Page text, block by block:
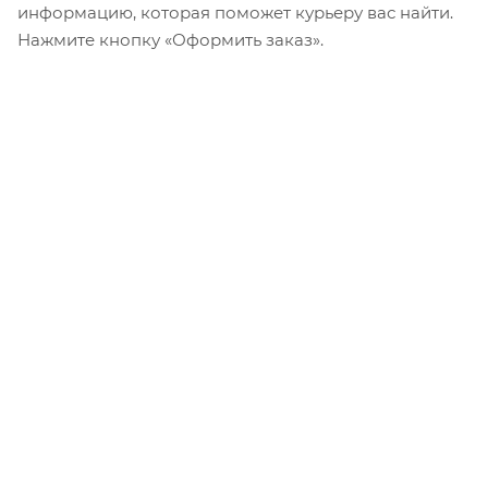
информацию, которая поможет курьеру вас найти.
Нажмите кнопку «Оформить заказ».